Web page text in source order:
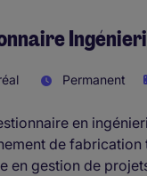
Permanent
en
de
en gestion de